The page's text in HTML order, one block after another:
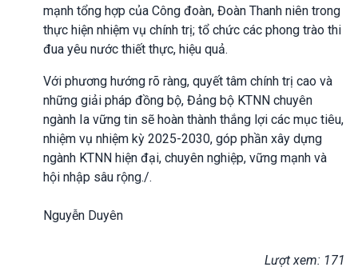
mạnh tổng hợp của Công đoàn, Đoàn Thanh niên trong
thực hiện nhiệm vụ chính trị; tổ chức các phong trào thi
đua yêu nước thiết thực, hiệu quả.
Với phương hướng rõ ràng, quyết tâm chính trị cao và
những giải pháp đồng bộ, Đảng bộ KTNN chuyên
ngành Ia vững tin sẽ hoàn thành thắng lợi các mục tiêu,
nhiệm vụ nhiệm kỳ 2025-2030, góp phần xây dựng
ngành KTNN hiện đại, chuyên nghiệp, vững mạnh và
hội nhập sâu rộng./.
Nguyễn Duyên
Lượt xem: 171